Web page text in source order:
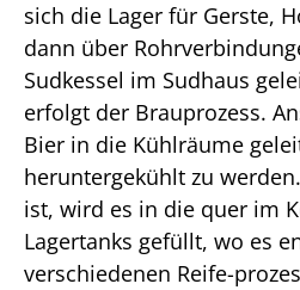
sich die Lager für Gerste,
dann über
Sudkessel im Sudhaus
erfolgt der Brauprozess.
Bier in die Kühlräume
heruntergekühlt zu
ist, wird es in die quer im
Lagertanks gefüllt, wo es
verschiedenen Reife-